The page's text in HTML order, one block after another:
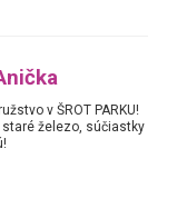
v ŠROT PARKU!
železo, súčiastky